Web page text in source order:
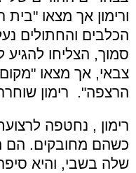
ורימון אך מצאו
הכלבים והחתולים
סמוך, הצליחו
צבאי, אך מצאו
הרצפה". רימון
רימון , נחטפה
כשהם מחובקים. הם
שלה בשבי, והיא